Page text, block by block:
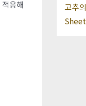
응해
고추